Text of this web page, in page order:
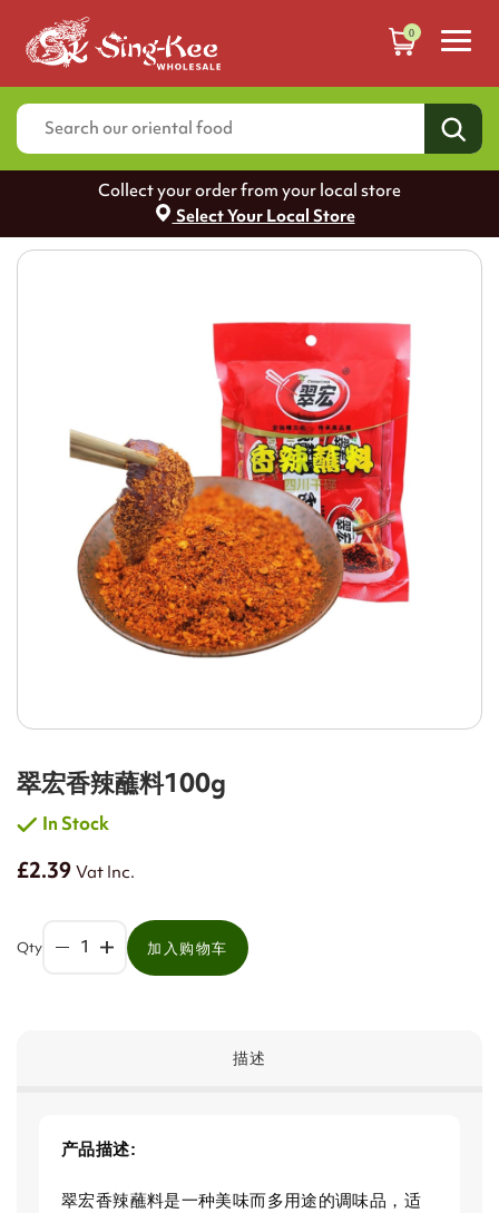
0
Collect your order from your local store
Select Your Local Store
翠宏香辣蘸料100g
In Stock
£2.39Vat Inc.
Qty 加入购物车
描述
产品描述:
翠宏香辣蘸料是一种美味而多用途的调味品，适